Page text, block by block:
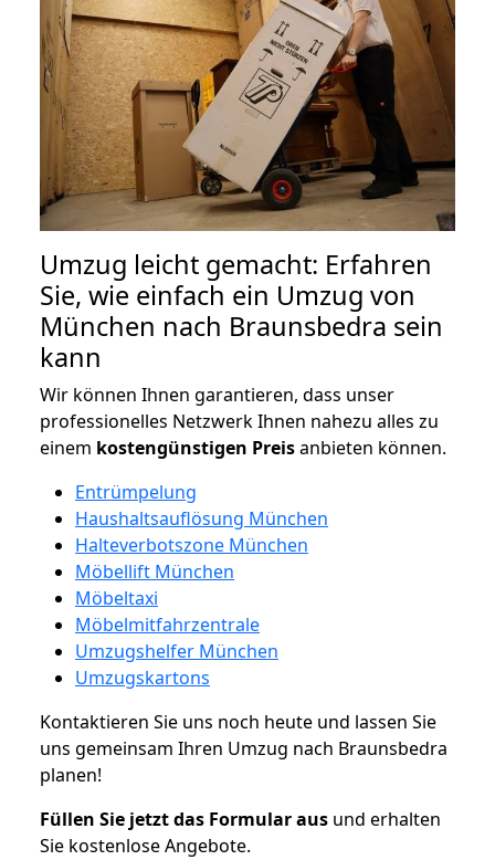
Umzug leicht gemacht: Erfahren
Sie, wie einfach ein Umzug von
München nach Braunsbedra sein
kann
Wir können Ihnen garantieren, dass unser
professionelles Netzwerk Ihnen nahezu alles zu
einem kostengünstigen Preisanbieten können.
Entrümpelung
Haushaltsauflösung München
Halteverbotszone München
Möbellift München
Möbeltaxi
Möbelmitfahrzentrale
Umzugshelfer München
Umzugskartons
Kontaktieren Sie uns noch heute und lassen Sie
uns gemeinsam Ihren Umzug nach Braunsbedra
planen!
Füllen Sie jetzt das Formular aus und erhalten
Sie kostenlose Angebote.